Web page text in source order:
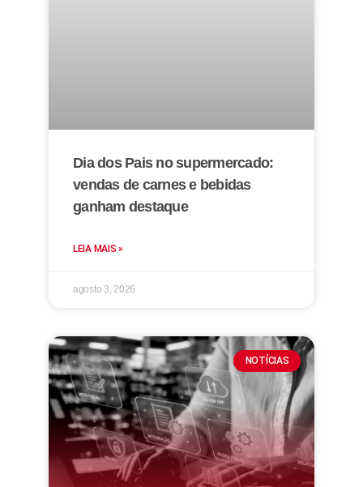
Dia dos Pais no supermercado:
vendas de carnes e bebidas
ganham destaque
LEIA MAIS »
agosto 3, 2026
NOTÍCIAS